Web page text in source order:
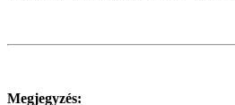
Megjegyzés: